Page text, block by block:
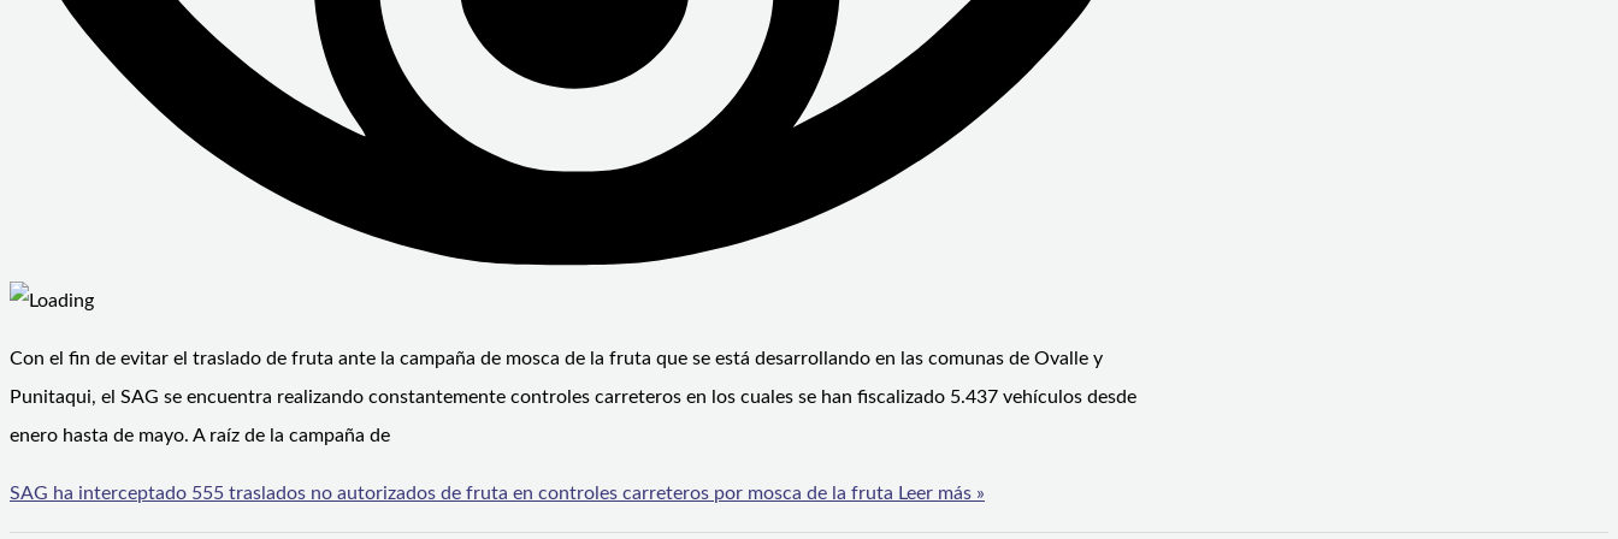
Con el fin de evitar el traslado de fruta ante la campaña de mosca de la fruta que se está desarrollando en las comunas de Ovalle y
Punitaqui, el SAG se encuentra realizando constantemente controles carreteros en los cuales se han fiscalizado 5.437 vehículos desde
enero hasta de mayo. A raíz de la campaña de
SAG ha interceptado 555 traslados no autorizados de fruta en controles carreteros por mosca de la fruta Leer más »